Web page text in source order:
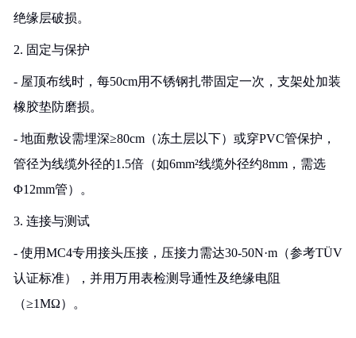
绝缘层破损。
2. 固定与保护
- 屋顶布线时，每50cm用不锈钢扎带固定一次，支架处加装
橡胶垫防磨损。
- 地面敷设需埋深≥80cm（冻土层以下）或穿PVC管保护，
管径为线缆外径的1.5倍（如6mm²线缆外径约8mm，需选
Φ12mm管）。
3. 连接与测试
- 使用MC4专用接头压接，压接力需达30-50N·m（参考TÜV
认证标准），并用万用表检测导通性及绝缘电阻
（≥1MΩ）。